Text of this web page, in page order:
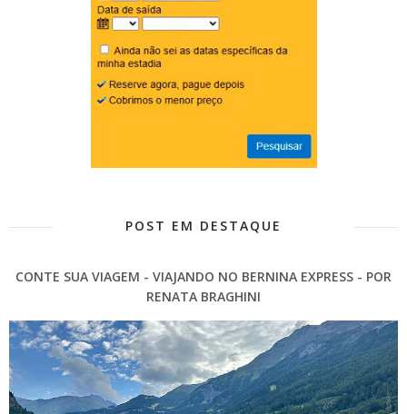
POST EM DESTAQUE
CONTE SUA VIAGEM - VIAJANDO NO BERNINA EXPRESS - POR
RENATA BRAGHINI